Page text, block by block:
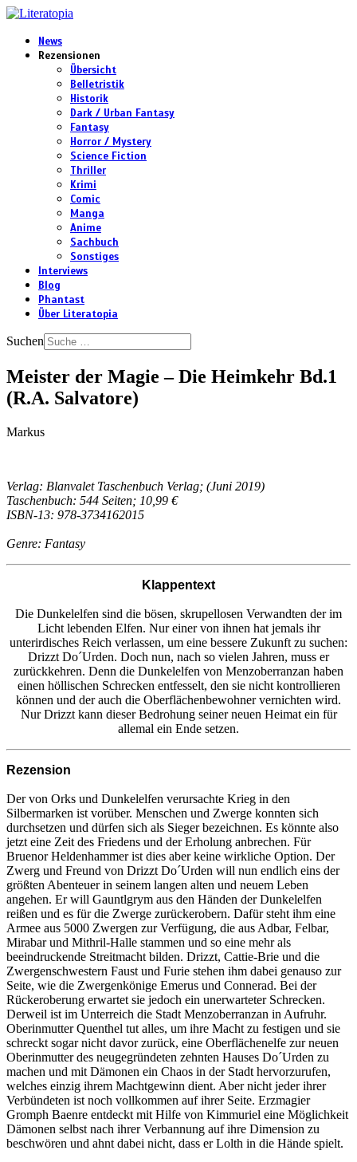
News
Rezensionen
Übersicht
Belletristik
Historik
Dark / Urban Fantasy
Fantasy
Horror / Mystery
Science Fiction
Thriller
Krimi
Comic
Manga
Anime
Sachbuch
Sonstiges
Interviews
Blog
Phantast
Über Literatopia
Suchen
Meister der Magie – Die Heimkehr Bd.1
(R.A. Salvatore)
Markus
Verlag: Blanvalet Taschenbuch Verlag; (Juni 2019)
Taschenbuch: 544 Seiten; 10,99 €
ISBN-13: 978-3734162015
Genre: Fantasy
Klappentext
Die Dunkelelfen sind die bösen, skrupellosen Verwandten der im
Licht lebenden Elfen. Nur einer von ihnen hat jemals ihr
unterirdisches Reich verlassen, um eine bessere Zukunft zu suchen:
Drizzt Do´Urden. Doch nun, nach so vielen Jahren, muss er
zurückkehren. Denn die Dunkelelfen von Menzoberranzan haben
einen höllischen Schrecken entfesselt, den sie nicht kontrollieren
können und der auch die Oberflächenbewohner vernichten wird.
Nur Drizzt kann dieser Bedrohung seiner neuen Heimat ein für
allemal ein Ende setzen.
Rezension
Der von Orks und Dunkelelfen verursachte Krieg in den
Silbermarken ist vorüber. Menschen und Zwerge konnten sich
durchsetzen und dürfen sich als Sieger bezeichnen. Es könnte also
jetzt eine Zeit des Friedens und der Erholung anbrechen. Für
Bruenor Heldenhammer ist dies aber keine wirkliche Option. Der
Zwerg und Freund von Drizzt Do´Urden will nun endlich eins der
größten Abenteuer in seinem langen alten und neuem Leben
angehen. Er will Gauntlgrym aus den Händen der Dunkelelfen
reißen und es für die Zwerge zurückerobern. Dafür steht ihm eine
Armee aus 5000 Zwergen zur Verfügung, die aus Adbar, Felbar,
Mirabar und Mithril-Halle stammen und so eine mehr als
beeindruckende Streitmacht bilden. Drizzt, Cattie-Brie und die
Zwergenschwestern Faust und Furie stehen ihm dabei genauso zur
Seite, wie die Zwergenkönige Emerus und Connerad. Bei der
Rückeroberung erwartet sie jedoch ein unerwarteter Schrecken.
Derweil ist im Unterreich die Stadt Menzoberranzan in Aufruhr.
Oberinmutter Quenthel tut alles, um ihre Macht zu festigen und sie
schreckt sogar nicht davor zurück, eine Oberflächenelfe zur neuen
Oberinmutter des neugegründeten zehnten Hauses Do´Urden zu
machen und mit Dämonen ein Chaos in der Stadt hervorzurufen,
welches einzig ihrem Machtgewinn dient. Aber nicht jeder ihrer
Verbündeten ist noch vollkommen auf ihrer Seite. Erzmagier
Gromph Baenre entdeckt mit Hilfe von Kimmuriel eine Möglichkeit
Dämonen selbst nach ihrer Verbannung auf ihre Dimension zu
beschwören und ahnt dabei nicht, dass er Lolth in die Hände spielt.